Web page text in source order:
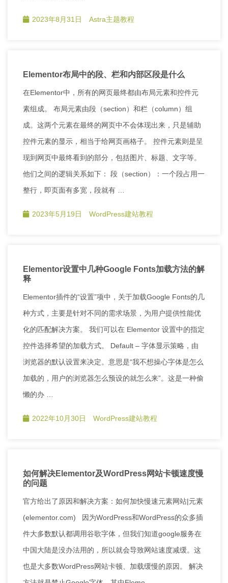
2023年8月31日 Astra主题教程
Elementor布局中的段、栏和内部区段是什么
在Elementor中，所有的网页最终都由布局元素和控件元
素组成。 布局元素由段（section）和栏（column）组
成。这两个元素在最终的网页中不会体现出来，只是辅助
控件元素的显示，相当于给网页画格子。 控件元素则是呈
现到网页中最终看到的部分，包括图片、标题、文字等。
他们之间的逻辑关系如下： 段（section）：一个段占用一
整行，即页面有多宽，段就有 …
2023年5月19日 WordPress建站教程
Elementor设置中几种Google Fonts加载方法的解
释
Elementor插件的“设置”项中，关于加载Google Fonts的几
种方式，主要是针对不同的需求场景，为用户提供性能优
化的匹配解决方案。 我们可以在 Elementor 设置中的指定
控件选择希望的加载方式。 Default – 字体显示策略，由
浏览器的默认设置来决定。意思是“我不想操心字体是怎么
加载的，用户的浏览器怎么预设的就怎么来”。这是一种偷
懒的办 …
2022年10月30日 WordPress建站教程
如何解决Elementor及WordPress网站卡顿速度慢
的问题
官方给出了原因和解决方案：如何加快慢速元素网站|元素
(elementor.com) 因为WordPress和WordPress的众多插
件大多数默认都调用谷歌字体，但我们知道google服务在
中国大陆是没办法用的，所以就会导致网站速度减缓。这
也是大多数WordPress网站卡顿、加载缓慢的原因。 解决